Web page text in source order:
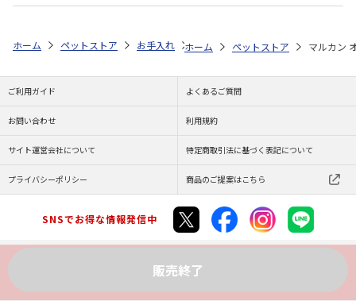
販売終了
ホーム ペットストア お手入れ シャンプー・トリミング用品（猫用）
ホーム ペットストア マルカン
ご利用ガイド よくあるご質問
お問い合わせ 利用規約
サイト運営会社について 特定商取引法に基づく表記について
プライバシーポリシー 商品のご提案はこちら
SNSでお得な情報発信中